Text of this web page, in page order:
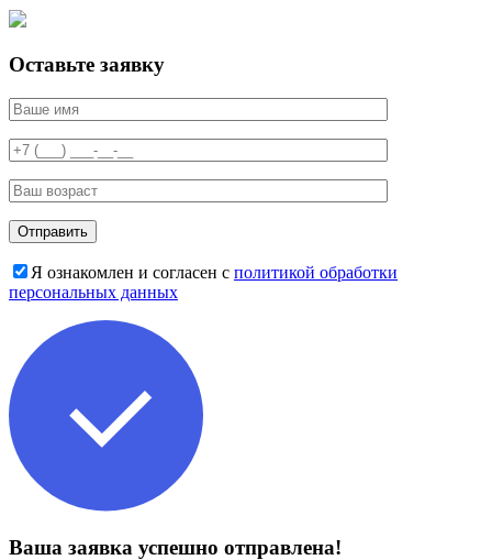
Оставьте заявку
Я ознакомлен и согласен с политикой обработки
персональных данных
Ваша заявка успешно отправлена!